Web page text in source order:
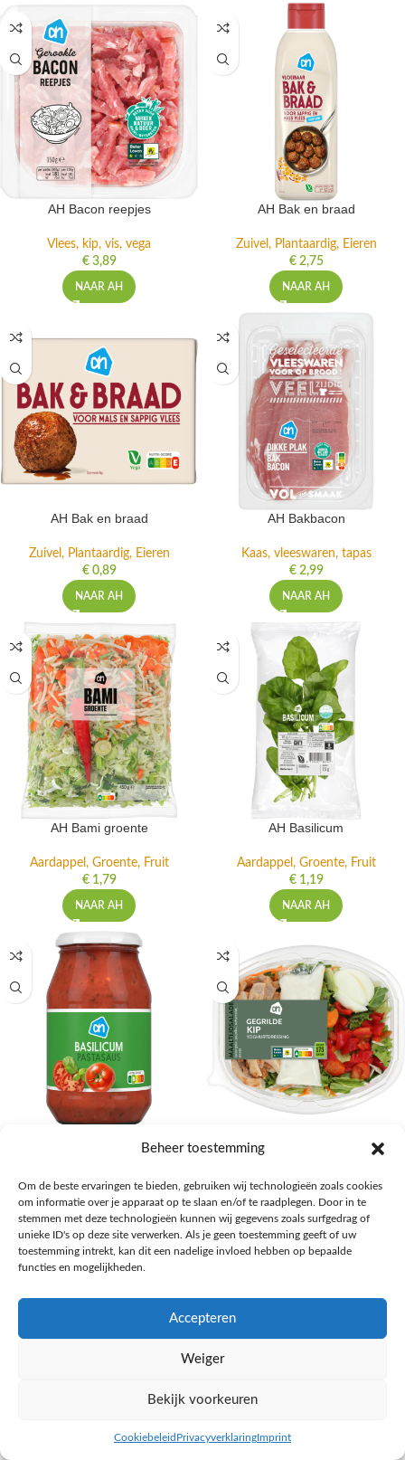
Beheer toestemming
Om de beste ervaringen te bieden, gebruiken wij technologieën zoals cookies
om informatie over je apparaat op te slaan en/of te raadplegen. Door in te
stemmen met deze technologieën kunnen wij gegevens zoals surfgedrag of
unieke ID's op deze site verwerken. Als je geen toestemming geeft of uw
toestemming intrekt, kan dit een nadelige invloed hebben op bepaalde
functies en mogelijkheden.
Accepteren
Weiger
Bekijk voorkeuren
Cookiebeleid PrivacyverklaringImprint
AH Bacon reepjes
Vlees, kip, vis, vega
€3,89
NAAR AH
AH Bak en braad
Zuivel, Plantaardig, Eieren
€2,75
NAAR AH
AH Bak en braad
Zuivel, Plantaardig, Eieren
€0,89
NAAR AH
AH Bakbacon
Kaas, vleeswaren, tapas
€2,99
NAAR AH
AH Bami groente
Aardappel, Groente, Fruit
€1,79
NAAR AH
AH Basilicum
Aardappel, Groente, Fruit
€1,19
NAAR AH
€1,59
NAAR AH
Salades,Pizza, Maaltijden
€3,39
NAAR AH